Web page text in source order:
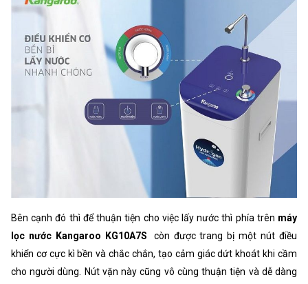
Bên cạnh đó thì để thuận tiện cho việc lấy nước thì phía trên máy
lọc nước Kangaroo KG10A7S
còn được trang bị một nút điều
khiển cơ cực kì bền và chắc chắn, tạo cảm giác dứt khoát khi cầm
cho người dùng. Nút vặn này cũng vô cùng thuận tiện và dễ dàng